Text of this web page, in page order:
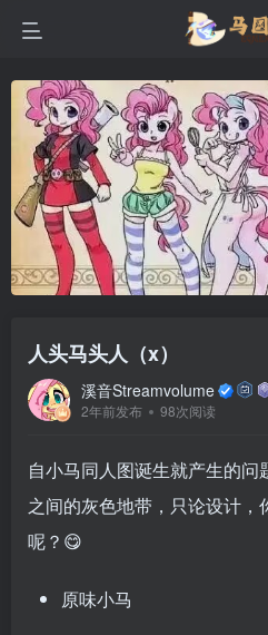
人头马头人（x）
溪音Streamvolume
2年前发布 98次阅读
自小马同人图诞生就产生的
之间的灰色地带，只论设计
呢？😋
原味小马